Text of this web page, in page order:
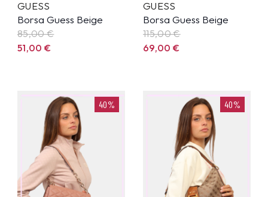
GUESS
Borsa Guess Beige
85,00€
51,00€
GUESS
Borsa Guess Beige
115,00€
69,00€
40% 40%